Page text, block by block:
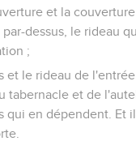
et la
dessus, le rideau
;
et le rideau de
tabernacle et de
qui en dépendent. Et